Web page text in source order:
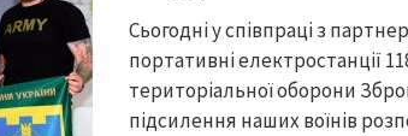
Сьогодні у співпраці з
портативні електростанції
територіальної оборони
підсилення наших воїнів